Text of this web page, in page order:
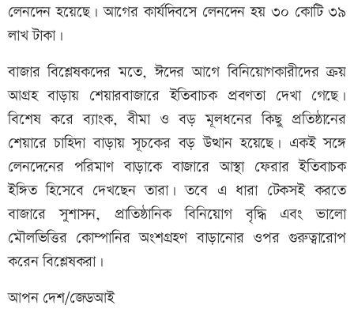
লেনদেন হয়েছে। আগের কার্যদিবসে লেনদেন হয় ৩০ কোটি ৩৯
লাখ টাকা।
বাজার বিশ্লেষকদের মতে, ঈদের আগে বিনিয়োগকারীদের ক্রয়
আগ্রহ বাড়ায় শেয়ারবাজারে ইতিবাচক প্রবণতা দেখা গেছে।
বিশেষ করে ব্যাংক, বীমা ও বড় মূলধনের কিছু প্রতিষ্ঠানের
শেয়ারে চাহিদা বাড়ায় সূচকের বড় উত্থান হয়েছে। একই সঙ্গে
লেনদেনের পরিমাণ বাড়াকে বাজারে আস্থা ফেরার ইতিবাচক
ইঙ্গিত হিসেবে দেখছেন তারা। তবে এ ধারা টেকসই করতে
বাজারে সুশাসন, প্রাতিষ্ঠানিক বিনিয়োগ বৃদ্ধি এবং ভালো
মৌলভিত্তির কোম্পানির অংশগ্রহণ বাড়ানোর ওপর গুরুত্বারোপ
করেন বিশ্লেষকরা।
আপন দেশ/জেডআই